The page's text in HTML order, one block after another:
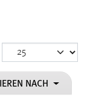
NACH
Einverständnis-